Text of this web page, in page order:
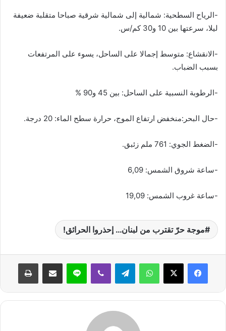
-الرياح السطحية: شمالية إلى شمالية شرقية صباحا متقلبة ضعيفة
ليلا، سرعتها بين 10 و30 كم/س.
-الانقشاع: متوسط إجمالا على الساحل، يسوء على المرتفعات
بسبب الضباب.
-الرطوبة النسبية على الساحل: بين 45 و90 %
-حال البحر:منخفض ارتفاع الموج، حرارة سطح الماء: 20 درجة.
-الضغط الجوي: 761 ملم زئبق.
-ساعة شروق الشمس: 6,09
-ساعة غروب الشمس: 19,09
موجة حرّ تقترب من لبنان… إحذروا الحرائق!
واتساب تيلقرام ڤايبر لاين مشاركة عبر البريد طباعة